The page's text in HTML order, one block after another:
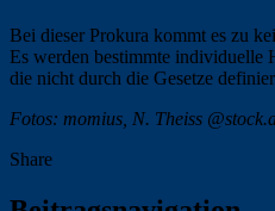
Bei dieser Prokura kommt es zu
Es werden bestimmte individuelle
die nicht durch die Gesetze
Fotos: momius, N. Theiss
Share